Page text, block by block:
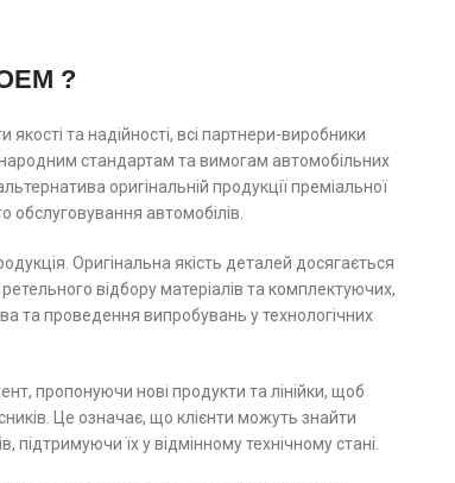
?
та надійності, всі партнери-виробники
стандартам та вимогам автомобільних
оригінальній продукції преміальної
обслуговування автомобілів.
Оригінальна якість деталей досягається
відбору матеріалів та комплектуючих,
та проведення випробувань у технологічних
пропонуючи нові продукти та лінійки, щоб
Це означає, що клієнти можуть знайти
підтримуючи їх у відмінному технічному стані.